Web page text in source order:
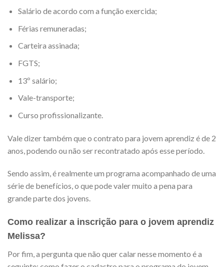
Salário de acordo com a função exercida;
Férias remuneradas;
Carteira assinada;
FGTS;
13º salário;
Vale-transporte;
Curso profissionalizante.
Vale dizer também que o contrato para jovem aprendiz é de 2
anos, podendo ou não ser recontratado após esse período.
Sendo assim, é realmente um programa acompanhado de uma
série de benefícios, o que pode valer muito a pena para
grande parte dos jovens.
Como realizar a inscrição para o jovem aprendiz
Melissa?
Por fim, a pergunta que não quer calar nesse momento é a